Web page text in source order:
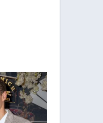
Spiele-Klassiker aus